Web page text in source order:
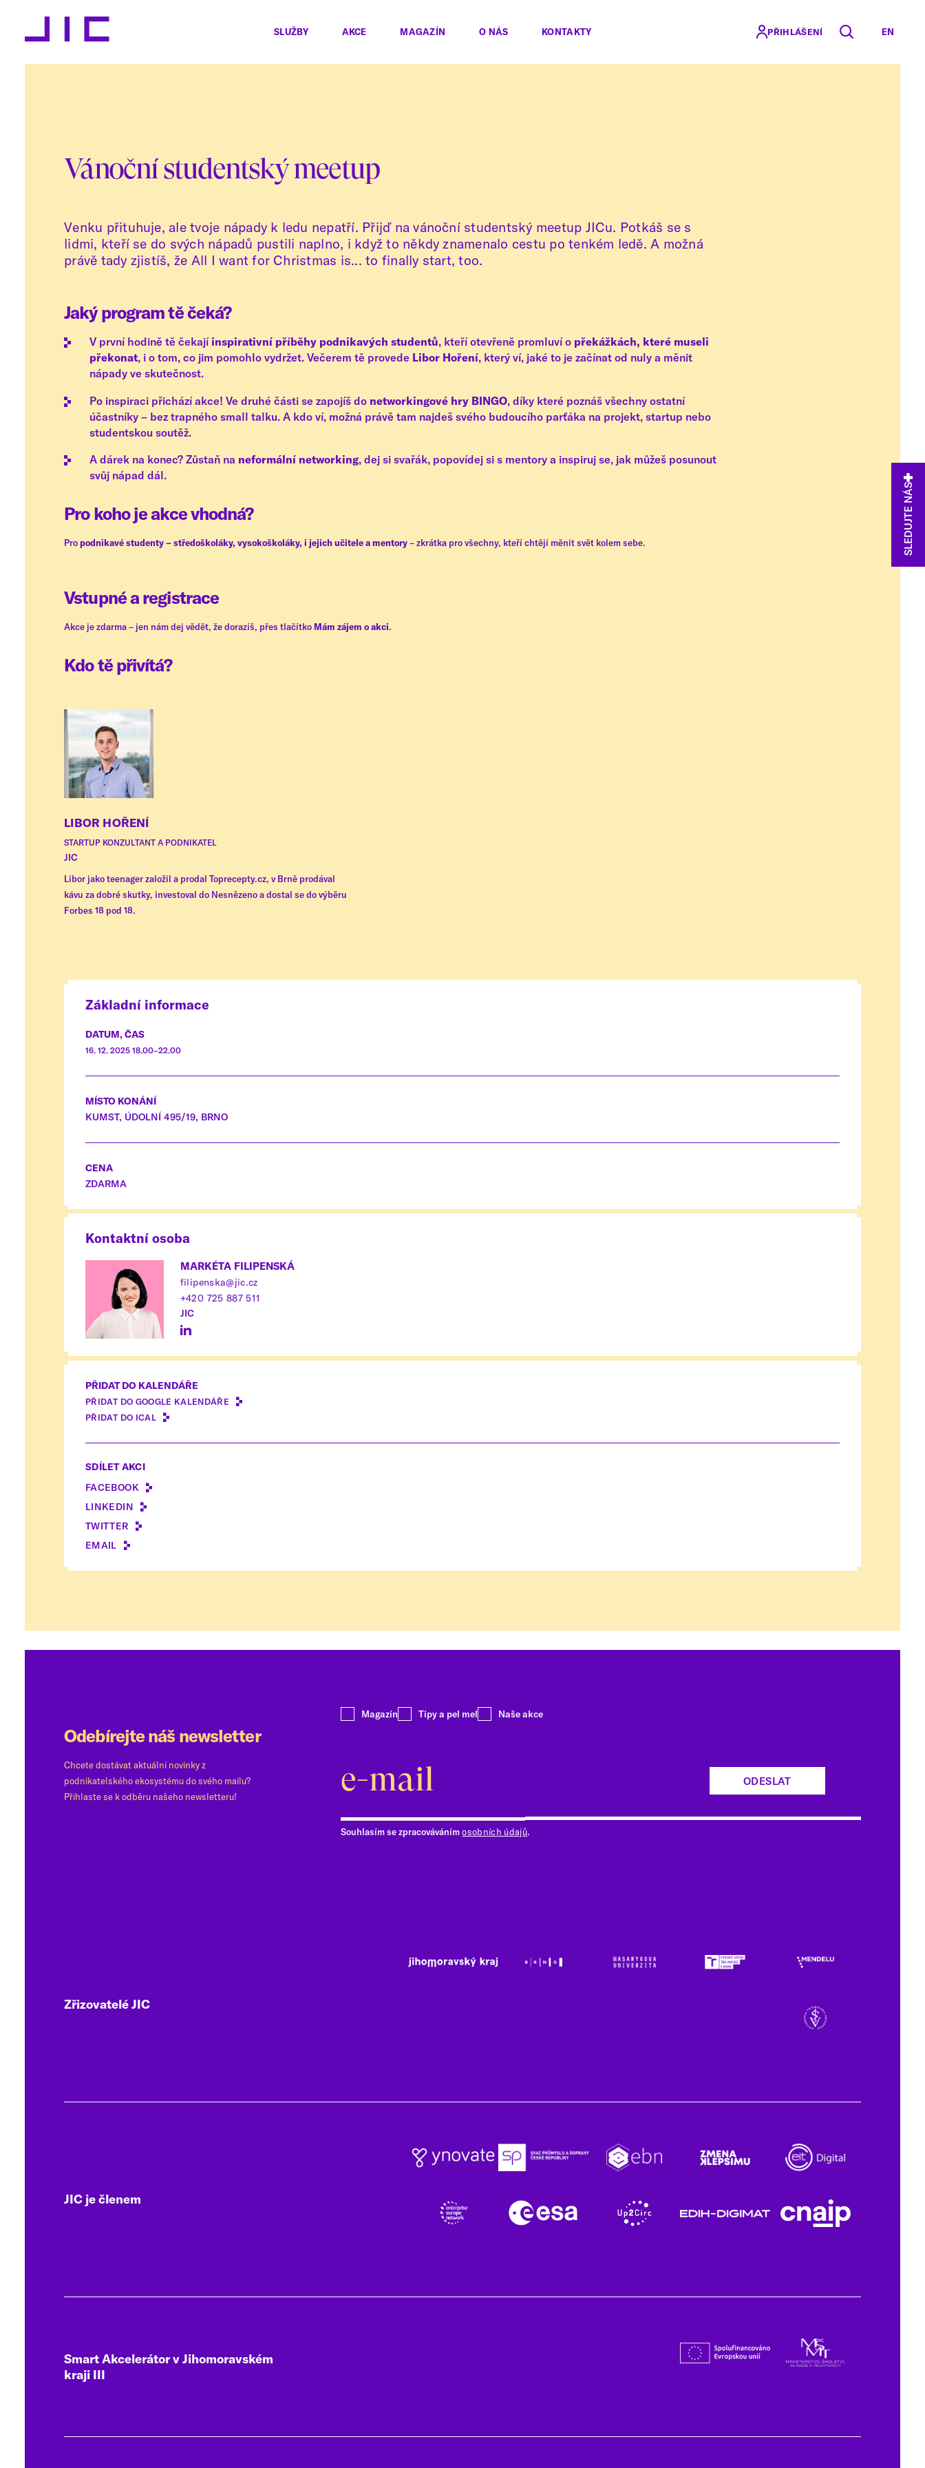
SLUŽBY AKCE MAGAZÍN O NÁS KONTAKTY PŘIHLÁŠENÍ EN
Vánoční studentský meetup
Venku přituhuje, ale tvoje nápady k ledu nepatří. Přijď na vánoční studentský meetup JICu. Potkáš se s
lidmi, kteří se do svých nápadů pustili naplno, i když to někdy znamenalo cestu po tenkém ledě. A možná
právě tady zjistíš, že All I want for Christmas is... to finally start, too.
Jaký program tě čeká?
V první hodině tě čekají inspirativní příběhy podnikavých studentů, kteří otevřeně promluví o překážkách, které museli
překonat, i o tom, co jim pomohlo vydržet. Večerem tě provede Libor Hoření, který ví, jaké to je začínat od nuly a měnit
nápady ve skutečnost.
Po inspiraci přichází akce! Ve druhé části se zapojíš do networkingové hry BINGO, díky které poznáš všechny ostatní
účastníky – bez trapného small talku. A kdo ví, možná právě tam najdeš svého budoucího parťáka na projekt, startup nebo
studentskou soutěž.
A dárek na konec? Zůstaň na neformální networking, dej si svařák, popovídej si s mentory a inspiruj se, jak můžeš posunout
svůj nápad dál.
Pro koho je akce vhodná?
Propodnikavé studenty – středoškoláky, vysokoškoláky, i jejich učitele a mentory– zkrátka pro všechny, kteří chtějí měnit svět kolem sebe.
Vstupné a registrace
Akce je zdarma – jen nám dej vědět, že dorazíš, přes tlačítko Mám zájem o akci.
Kdo tě přivítá?
LIBOR HOŘENÍ
STARTUP KONZULTANT A PODNIKATEL
JIC
Libor jako teenager založil a prodal Toprecepty.cz, v Brně prodával
kávu za dobré skutky, investoval do Nesnězeno a dostal se do výběru
Forbes 18 pod 18.
Základní informace
DATUM, ČAS
16. 12. 2025 18.00–22.00
MÍSTO KONÁNÍ
KUMST, ÚDOLNÍ 495/19, BRNO
CENA
ZDARMA
Kontaktní osoba
MARKÉTA FILIPENSKÁ
filipenska@jic.cz
+420 725 887 511
JIC
PŘIDAT DO KALENDÁŘE
PŘIDAT DO GOOGLE KALENDÁŘE
PŘIDAT DO ICAL
SDÍLET AKCI
FACEBOOK
LINKEDIN
TWITTER
EMAIL
SLEDUJTE NÁS
Odebírejte náš newsletter
Chcete dostávat aktuální novinky z
podnikatelského ekosystému do svého mailu?
Přihlaste se k odběru našeho newsletteru!
Magazín Tipy a pel mel Naše akce
ODESLAT
Souhlasím se zpracovávánímosobních údajů.
Zřizovatelé JIC
JIC je členem
Smart Akcelerátor v Jihomoravském
kraji III